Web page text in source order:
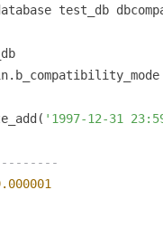
test_db
'1997-12-31